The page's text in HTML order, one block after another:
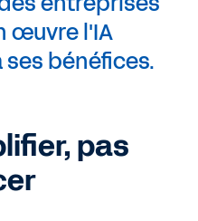
œuvrel'IA
bénéfices.
pas